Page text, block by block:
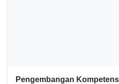
Pengembangan